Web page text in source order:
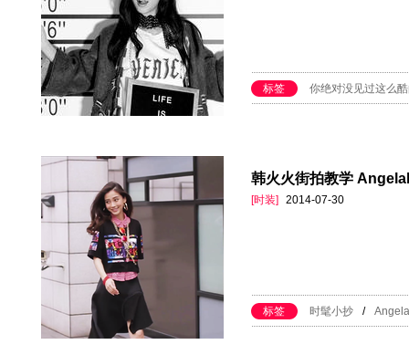
标签 你绝对没见过这么
韩火火街拍教学
[时装] 2014-07-30
标签 时髦小抄 /